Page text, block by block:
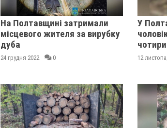
На Полтавщині затримали
місцевого жителя за вирубку
дуба
24 грудня 2022 0
У
12